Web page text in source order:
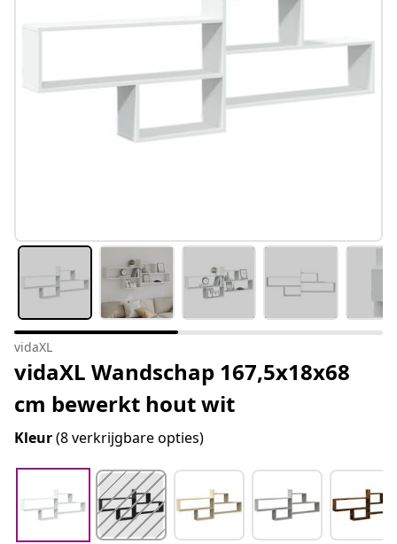
vidaXL
vidaXL Wandschap 167,5x18x68
cm bewerkt hout wit
Kleur(8 verkrijgbare opties)